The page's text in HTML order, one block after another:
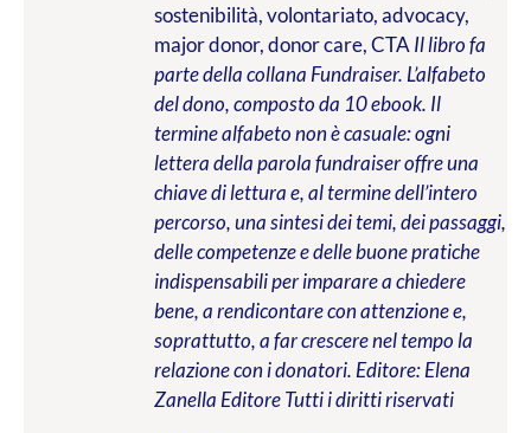
sostenibilità, volontariato, advocacy,
major donor, donor care, CTA Il libro fa
parte della collana Fundraiser. L’alfabeto
del dono, composto da 10 ebook. Il
termine alfabeto non è casuale: ogni
lettera della parola fundraiser offre una
chiave di lettura e, al termine dell’intero
percorso, una sintesi dei temi, dei passaggi,
delle competenze e delle buone pratiche
indispensabili per imparare a chiedere
bene, a rendicontare con attenzione e,
soprattutto, a far crescere nel tempo la
relazione con i donatori. Editore: Elena
Zanella EditoreTutti i diritti riservati